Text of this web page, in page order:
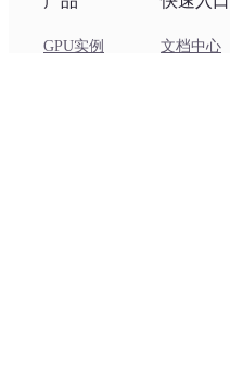
GPU实例 文档中心